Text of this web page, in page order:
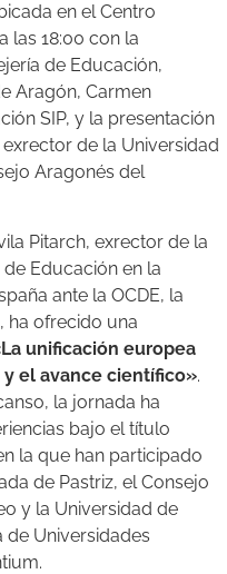
en el Centro
las 18:00 con la
de Educación,
Aragón, Carmen
SIP, y la presentación
de la Universidad
Aragonés del
Pitarch, exrector de la
Educación en la
ante la OCDE, la
ha ofrecido una
unificación europea
el avance científico».
la jornada ha
bajo el título
la que han participado
de Pastriz, el Consejo
y la Universidad de
de Universidades